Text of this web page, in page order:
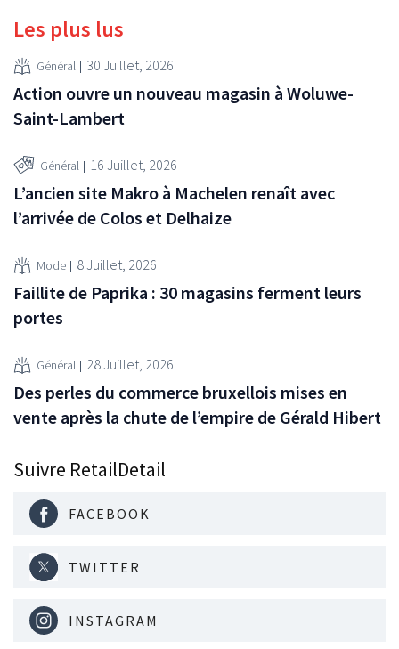
Les plus lus
Général 30 Juillet, 2026
Action ouvre un nouveau magasin à Woluwe-
Saint-Lambert
Général 16 Juillet, 2026
L’ancien site Makro à Machelen renaît avec
l’arrivée de Colos et Delhaize
Mode 8 Juillet, 2026
Faillite de Paprika : 30 magasins ferment leurs
portes
Général 28 Juillet, 2026
Des perles du commerce bruxellois mises en
vente après la chute de l’empire de Gérald Hibert
Suivre RetailDetail
FACEBOOK
TWITTER
INSTAGRAM